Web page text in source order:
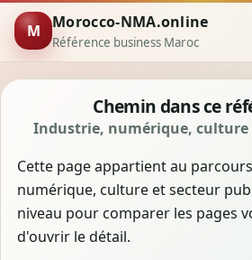
M Morocco-NMA.online
Référence business Maroc
Chemin dans ce
Industrie, numérique, culture
Cette page appartient au
numérique, culture et secteur
niveau pour comparer les pages
d'ouvrir le détail.